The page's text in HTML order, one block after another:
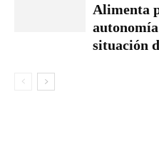
Alimenta
situación